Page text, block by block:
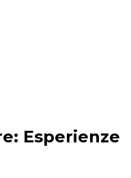
Esperienze
Esperienze